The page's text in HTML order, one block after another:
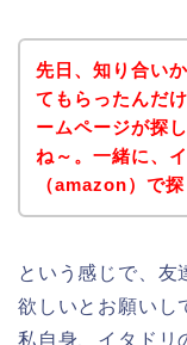
先日、知り合い
てもらったんだ
ームページが探
ね～。一緒に、
（amazon）で
という感じで、友
欲しいとお願いし
私自身、イタドリ